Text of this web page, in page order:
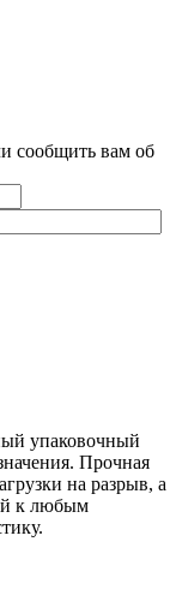
сообщить вам об
упаковочный
Прочная
на разрыв, а
к любым